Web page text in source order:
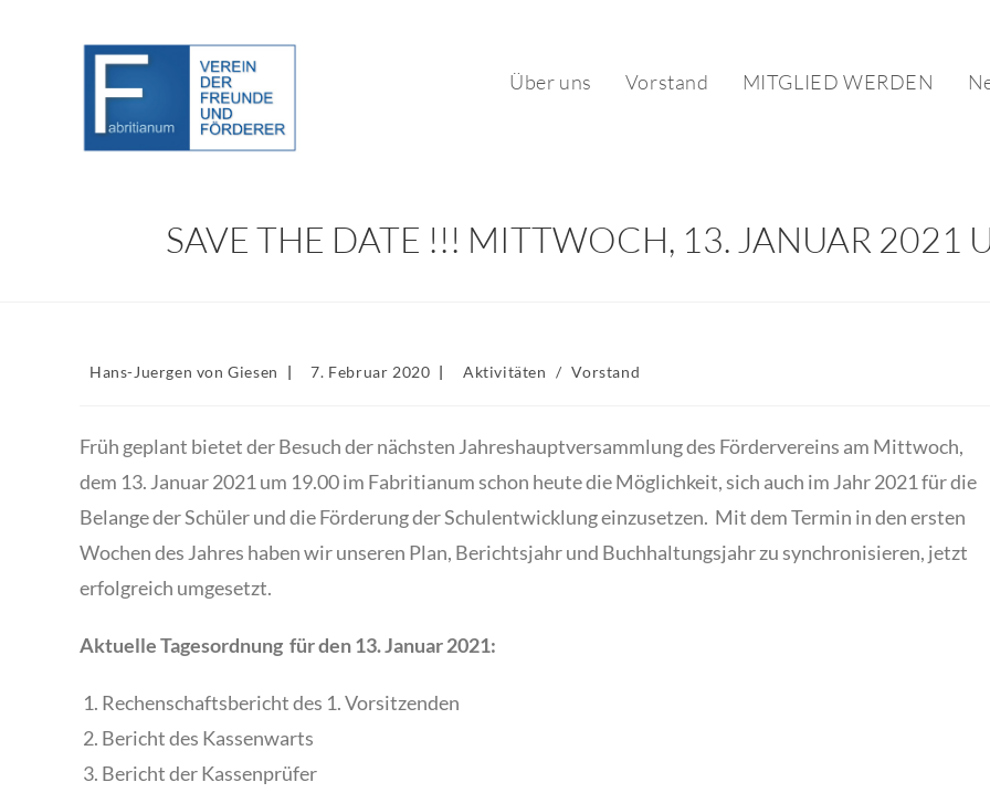
Über uns Vorstand MITGLIED WERDEN
SAVE THE DATE !!! MITTWOCH, 13. JANUAR 2021
Beitrags-
Hans-Juergen von Giesen
Beitrag
7. Februar 2020
Beitrags-
Aktivitäten / Vorstand
Früh geplant bietet der Besuch der nächsten Jahreshauptversammlung des Fördervereins am Mittwoch,
dem 13. Januar 2021 um 19.00 im Fabritianum schon heute die Möglichkeit, sich auch im Jahr 2021 für die
Belange der Schüler und die Förderung der Schulentwicklung einzusetzen. Mit dem Termin in den ersten
Wochen des Jahres haben wir unseren Plan, Berichtsjahr und Buchhaltungsjahr zu synchronisieren, jetzt
erfolgreich umgesetzt.
Aktuelle Tagesordnung für den 13. Januar 2021:
Rechenschaftsbericht des 1. Vorsitzenden
Bericht des Kassenwarts
Bericht der Kassenprüfer